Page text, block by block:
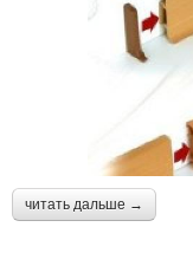
читать дальше →